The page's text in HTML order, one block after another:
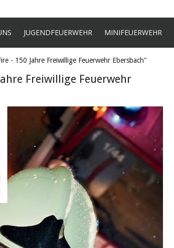
JUGENDFEUERWEHR MINIFEUERWEHR
- 150 Jahre Freiwillige Feuerwehr Ebersbach"
Freiwillige Feuerwehr